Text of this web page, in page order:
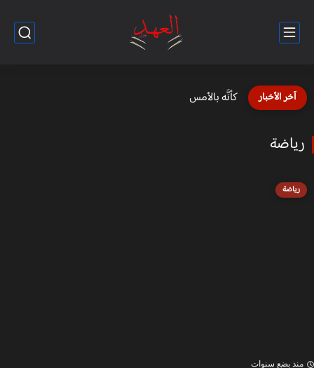
آخر الأخبار حياة الأقزام في مصر القديمة ... كيف كانت؟
رياضة
رياضة
منذ بضع سنوات